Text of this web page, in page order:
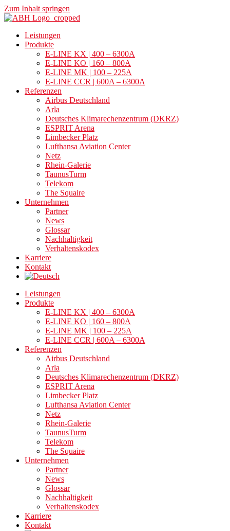
Zum Inhalt springen
Leistungen
Produkte
E-LINE KX | 400 – 6300A
E-LINE KO | 160 – 800A
E-LINE MK | 100 – 225A
E-LINE CCR | 600A – 6300A
Referenzen
Airbus Deutschland
Arla
Deutsches Klimarechenzentrum (DKRZ)
ESPRIT Arena
Limbecker Platz
Lufthansa Aviation Center
Netz
Rhein-Galerie
TaunusTurm
Telekom
The Squaire
Unternehmen
Partner
News
Glossar
Nachhaltigkeit
Verhaltenskodex
Karriere
Kontakt
Leistungen
Produkte
E-LINE KX | 400 – 6300A
E-LINE KO | 160 – 800A
E-LINE MK | 100 – 225A
E-LINE CCR | 600A – 6300A
Referenzen
Airbus Deutschland
Arla
Deutsches Klimarechenzentrum (DKRZ)
ESPRIT Arena
Limbecker Platz
Lufthansa Aviation Center
Netz
Rhein-Galerie
TaunusTurm
Telekom
The Squaire
Unternehmen
Partner
News
Glossar
Nachhaltigkeit
Verhaltenskodex
Karriere
Kontakt